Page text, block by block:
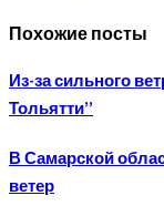
Похожие посты
Из-за сильного
Тольятти”
В Самарской
ветер